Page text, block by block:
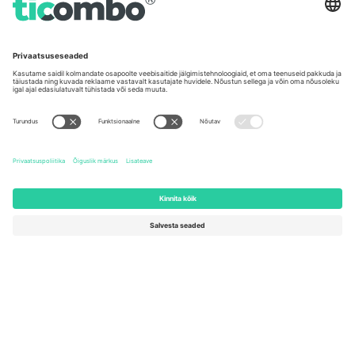
Germany
Unter den Linden 24, 10117
Berlin, Germany
United Kingdom
London, EC1V 1AW, United
United States
131 Continental Dr, Suite 305,
Newark, Delaware 19713, United
Dorfstrasse 52a, 6390
Engelberg, Switzerland